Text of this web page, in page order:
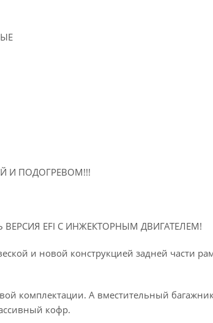
И ПОДОГРЕВОМ!!!
EFI С ИНЖЕКТОРНЫМ ДВИГАТЕЛЕМ!
и новой конструкцией задней части
комплектации. А вместительный
кофр.